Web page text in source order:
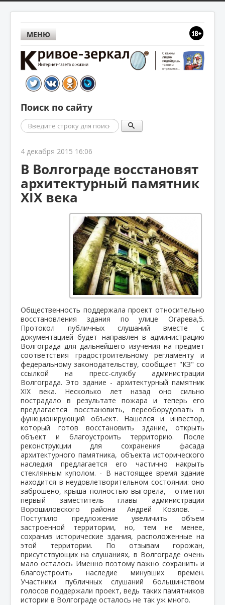
МЕНЮ
Поиск по сайту
Поиск
4 декабря 2015 16:06
В Волгограде восстановят
архитектурный памятник
XIX века
Общественность поддержала проект относительно
восстановления здания по улице Огарева,5.
Протокол публичных слушаний вместе с
документацией будет направлен в администрацию
Волгограда для дальнейшего изучения на предмет
соответствия градостроительному регламенту и
федеральному законодательству, сообщает "КЗ" со
ссылкой на пресс-службу администрации
Волгограда. Это здание - архитектурный памятник
XIX века. Несколько лет назад оно сильно
пострадало в результате пожара и теперь его
предлагается восстановить, переоборудовать в
функционирующий объект. Нашелся и инвестор,
который готов восстановить здание, открыть
объект и благоустроить территорию. После
реконструкции для сохранения фасада
архитектурного памятника, объекта исторического
наследия предлагается его частично накрыть
стеклянным куполом. - В настоящее время здание
находится в неудовлетворительном состоянии: оно
заброшено, крыша полностью выгорела, - отметил
первый заместитель главы администрации
Ворошиловского района Андрей Козлов. –
Поступило предложение увеличить объем
застроенной территории, но, тем не менее,
сохранив исторические здания, расположенные на
этой территории. По отзывам горожан,
присутствующих на слушаниях, в Волгограде очень
мало осталось Именно поэтому важно сохранить и
благоустроить наследие минувших времен.
Участники публичных слушаний большинством
голосов поддержали проект, ведь таких памятников
истории в Волгограде осталось не так уж много.